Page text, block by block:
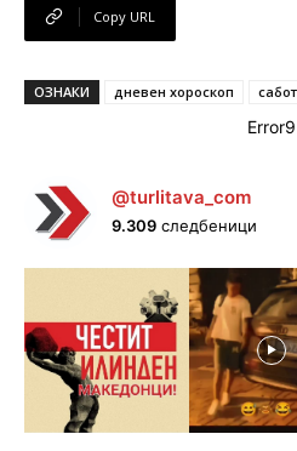
Copy URL
ОЗНАКИ дневен хороскоп
Error9
@turlitava_com
9.309 следбеници